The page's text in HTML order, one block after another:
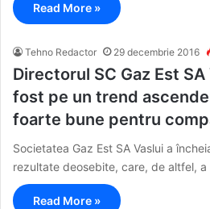
Read More »
Tehno Redactor 29 decembrie 2016
Directorul SC Gaz Est SA
fost pe un trend
foarte bune pentru
Societatea Gaz Est SA Vaslui a
rezultate deosebite, care, de altfel,
Read More »